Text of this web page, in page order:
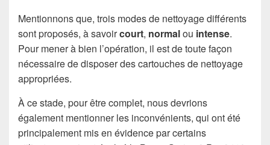
Mentionnons que, trois modes de nettoyage différents
sont proposés, à savoircourt, normalou intense.
Pour mener à bien l’opération, il est de toute façon
nécessaire de disposer des cartouches de nettoyage
appropriées.
À ce stade, pour être complet, nous devrions
également mentionner les inconvénients, qui ont été
principalement mis en évidence par certains